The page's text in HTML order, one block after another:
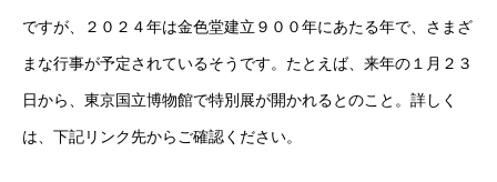
ですが、２０２４年は金色堂建立９００年にあたる年で、さまざ
まな行事が予定されているそうです。たとえば、来年の１月２３
日から、東京国立博物館で特別展が開かれるとのこと。詳しく
は、下記リンク先からご確認ください。